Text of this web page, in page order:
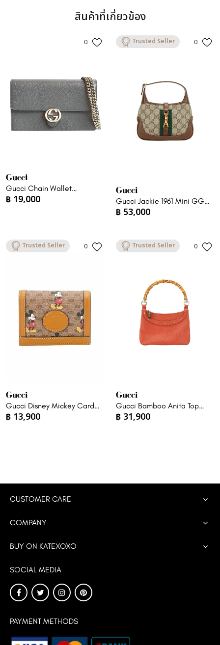
สินค้าที่เกี่ยวข้อง
0
Gucci
Gucci Chain Wallet
Interlocking g woc
฿ 19,000
Trusted Seller 0
Gucci
Gucci Jackie 1961 Mini GG
Shoulder Bag
฿ 53,000
Trusted Seller 0
Gucci
Gucci Disney Mickey Card
Case Wallet
฿ 13,900
Trusted Seller 0
Gucci
Gucci Bamboo Anita Top
Handle
฿ 31,900
CUSTOMER CARE
COMPANY
BUY ON KATEXOXO
SOCIAL MEDIA
PAYMENT METHODS